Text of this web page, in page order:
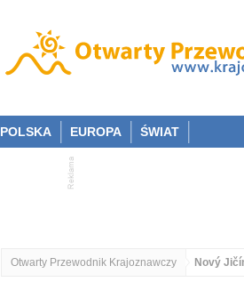
POLSKA EUROPA ŚWIAT
Otwarty Przewodnik Krajoznawczy Nový